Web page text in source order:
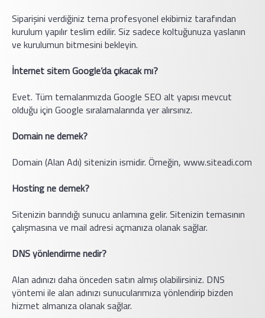
Siparişini verdiğiniz tema profesyonel ekibimiz tarafından
kurulum yapılır teslim edilir. Siz sadece koltuğunuza yaslanın
ve kurulumun bitmesini bekleyin.
İnternet sitem Google’da çıkacak mı?
Evet. Tüm temalarımızda Google SEO alt yapısı mevcut
olduğu için Google sıralamalarında yer alırsınız.
Domain ne demek?
Domain (Alan Adı) sitenizin ismidir. Örneğin, www.siteadi.com
Hosting ne demek?
Sitenizin barındığı sunucu anlamına gelir. Sitenizin temasının
çalışmasına ve mail adresi açmanıza olanak sağlar.
DNS yönlendirme nedir?
Alan adınızı daha önceden satın almış olabilirsiniz. DNS
yöntemi ile alan adınızı sunucularımıza yönlendirip bizden
hizmet almanıza olanak sağlar.